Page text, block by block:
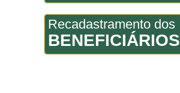
Recadastramento dos
BENEFICIÁRIOS